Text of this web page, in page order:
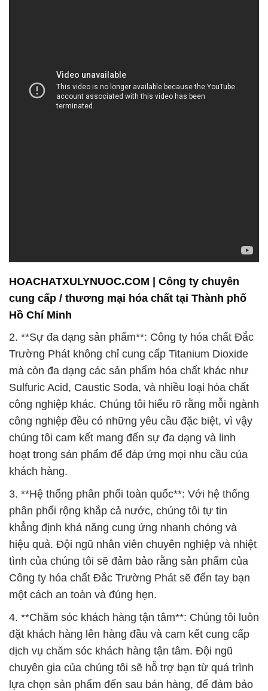
HOACHATXULYNUOC.COM | Công ty chuyên
cung cấp / thương mại hóa chất tại Thành phố
Hồ Chí Minh
2. **Sự đa dạng sản phẩm**: Công ty hóa chất Đắc
Trường Phát không chỉ cung cấp Titanium Dioxide
mà còn đa dạng các sản phẩm hóa chất khác như
Sulfuric Acid, Caustic Soda, và nhiều loại hóa chất
công nghiệp khác. Chúng tôi hiểu rõ rằng mỗi ngành
công nghiệp đều có những yêu cầu đặc biệt, vì vậy
chúng tôi cam kết mang đến sự đa dạng và linh
hoạt trong sản phẩm để đáp ứng mọi nhu cầu của
khách hàng.
3. **Hệ thống phân phối toàn quốc**: Với hệ thống
phân phối rộng khắp cả nước, chúng tôi tự tin
khẳng định khả năng cung ứng nhanh chóng và
hiệu quả. Đội ngũ nhân viên chuyên nghiệp và nhiệt
tình của chúng tôi sẽ đảm bảo rằng sản phẩm của
Công ty hóa chất Đắc Trường Phát sẽ đến tay bạn
một cách an toàn và đúng hẹn.
4. **Chăm sóc khách hàng tận tâm**: Chúng tôi luôn
đặt khách hàng lên hàng đầu và cam kết cung cấp
dịch vụ chăm sóc khách hàng tận tâm. Đội ngũ
chuyên gia của chúng tôi sẽ hỗ trợ bạn từ quá trình
lựa chọn sản phẩm đến sau bán hàng, để đảm bảo